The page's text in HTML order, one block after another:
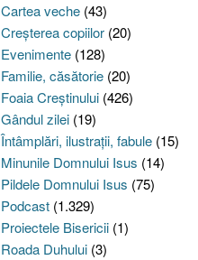
Cartea veche(43)
Creşterea copiilor(20)
Evenimente(128)
Familie, căsătorie(20)
Foaia Creştinului(426)
Gândul zilei(19)
Întâmplări, ilustraţii, fabule(15)
Minunile Domnului Isus (14)
Pildele Domnului Isus (75)
Podcast(1.329)
Proiectele Bisericii(1)
Roada Duhului(3)